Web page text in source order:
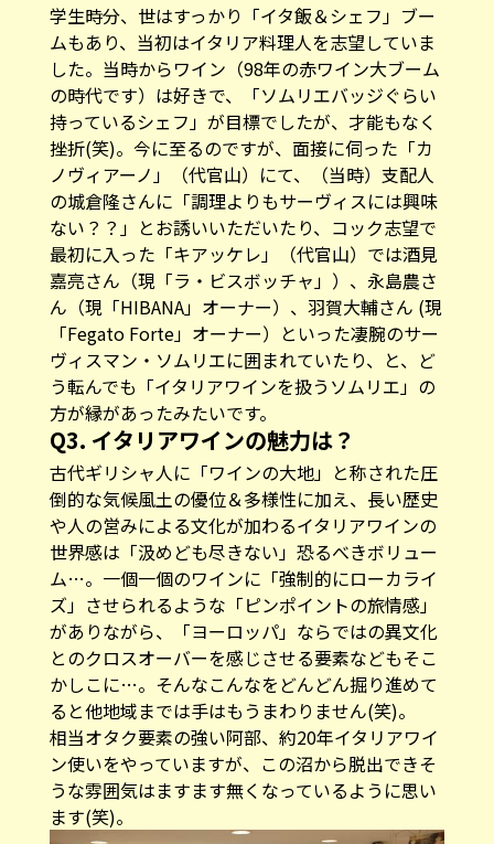
学生時分、世はすっかり「イタ飯＆シェフ」ブー
ムもあり、当初はイタリア料理人を志望していま
した。当時からワイン（98年の赤ワイン大ブーム
の時代です）は好きで、「ソムリエバッジぐらい
持っているシェフ」が目標でしたが、才能もなく
挫折(笑)。今に至るのですが、面接に伺った「カ
ノヴィアーノ」（代官山）にて、（当時）支配人
の城倉隆さんに「調理よりもサーヴィスには興味
ない？？」とお誘いいただいたり、コック志望で
最初に入った「キアッケレ」（代官山）では酒見
嘉亮さん（現「ラ・ビスボッチャ」）、永島農さ
ん（現「HIBANA」オーナー）、羽賀大輔さん (現
「Fegato Forte」オーナー）といった凄腕のサー
ヴィスマン・ソムリエに囲まれていたり、と、ど
う転んでも「イタリアワインを扱うソムリエ」の
方が縁があったみたいです。
Q3. イタリアワインの魅力は？
古代ギリシャ人に「ワインの大地」と称された圧
倒的な気候風土の優位＆多様性に加え、長い歴史
や人の営みによる文化が加わるイタリアワインの
世界感は「汲めども尽きない」恐るべきボリュー
ム…。一個一個のワインに「強制的にローカライ
ズ」させられるような「ピンポイントの旅情感」
がありながら、「ヨーロッパ」ならではの異文化
とのクロスオーバーを感じさせる要素などもそこ
かしこに…。そんなこんなをどんどん掘り進めて
ると他地域までは手はもうまわりません(笑)。
相当オタク要素の強い阿部、約20年イタリアワイ
ン使いをやっていますが、この沼から脱出できそ
うな雰囲気はますます無くなっているように思い
ます(笑)。